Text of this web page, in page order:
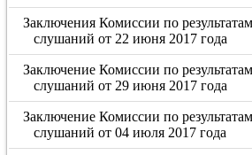
Заключения Комиссии по
слушаний от 22 июня 2017 года
Заключение Комиссии по
слушаний от 29 июня 2017 года
Заключение Комиссии по
слушаний от 04 июля 2017 года